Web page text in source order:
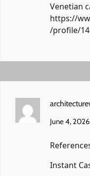
Venetian
https://
/profile/
June 4,
Instant